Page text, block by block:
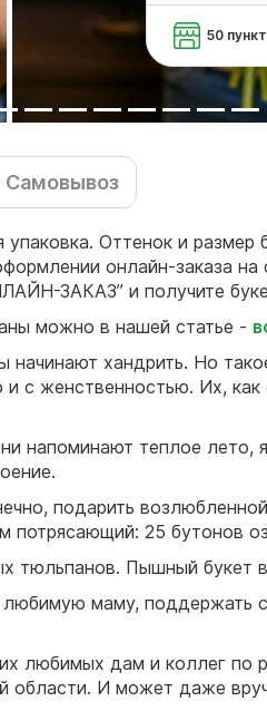
50
Самовывоз
упаковка. Оттенок и размер
онлайн-заказа на
ЗАКАЗ” и получите
можно в нашей статье -
хандрить. Но
с женственностью. Их,
теплое лето,
подарить
25 бутонов
тюльпанов. Пышный букет
маму, поддержать
любимых дам и коллег по
области. И может даже